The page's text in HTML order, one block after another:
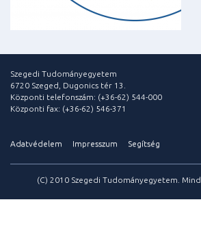
Szegedi Tudományegyetem
6720 Szeged, Dugonics tér 13.
Központi telefonszám: (+36-62) 544-000
Központi fax: (+36-62) 546-371
Adatvédelem Impresszum Segítség
(C) 2010 Szegedi Tudományegyetem.